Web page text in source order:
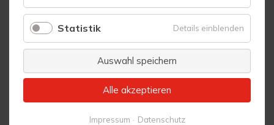
Komfort
Statistik Details einblenden
Statistik
Auswahl speichern
Alle akzeptieren
Impressum Datenschutz